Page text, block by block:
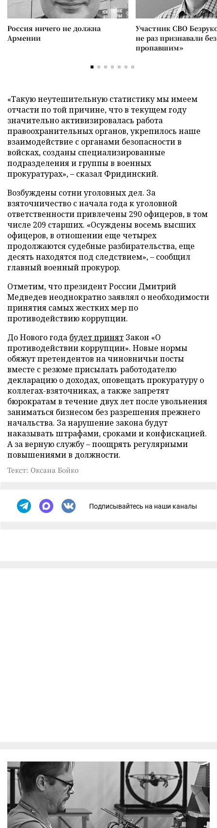
Россия ничего не должна
Армении
Участник СВО
не раз признавали
пропавшим»
«Такую неутешительную статистику мы имеем
отчасти по той причине, что в текущем году
значительно активизировалась работа
правоохранительных органов, укрепилось наше
взаимодействие с органами безопасности в
войсках, созданы специализированные
подразделения и группы в военных
прокуратурах», – сказал Фридинский.
Возбуждены сотни уголовных дел. За
взяточничество с начала года к уголовной
ответственности привлечены 290 офицеров, в том
числе 209 старших. «Осуждены восемь высших
офицеров, в отношении еще четырех
продолжаются судебные разбирательства, еще
десять находятся под следствием», – сообщил
главный военный прокурор.
Отметим, что президент России Дмитрий
Медведев неоднократно заявлял о необходимости
принятия самых жестких мер по
противодействию коррупции.
До Нового года будет принят Закон «О
противодействии коррупции». Новые нормы
обяжут претендентов на чиновничьи посты
вместе с резюме присылать работодателю
декларацию о доходах, оповещать прокуратуру о
коллегах-взяточниках, а также запретят
бюрократам в течение двух лет после увольнения
заниматься бизнесом без разрешения прежнего
начальства. За нарушение закона будут
наказывать штрафами, сроками и конфискацией.
А за верную службу – поощрять регулярными
повышениями в должности.
Текст: Оксана Бойко
Подписывайтесь на наши каналы